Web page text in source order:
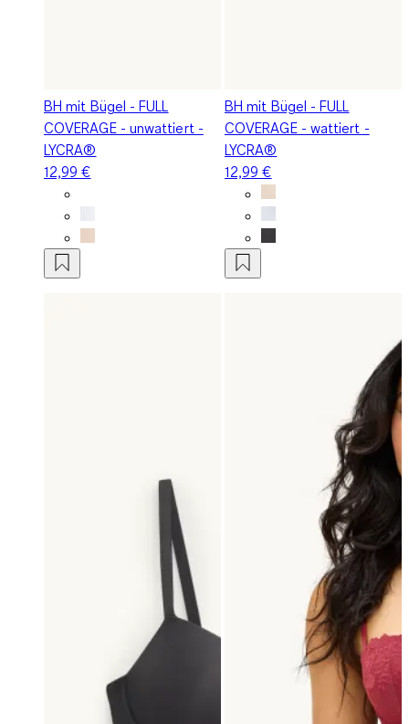
BH mit Bügel - FULL
COVERAGE - unwattiert -
LYCRA®
12,99 €
BH mit Bügel - FULL
COVERAGE - wattiert -
LYCRA®
12,99 €